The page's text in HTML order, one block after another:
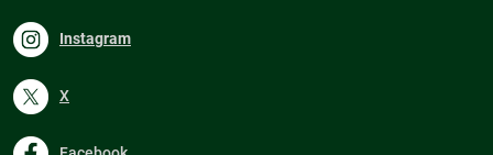
Instagram
X